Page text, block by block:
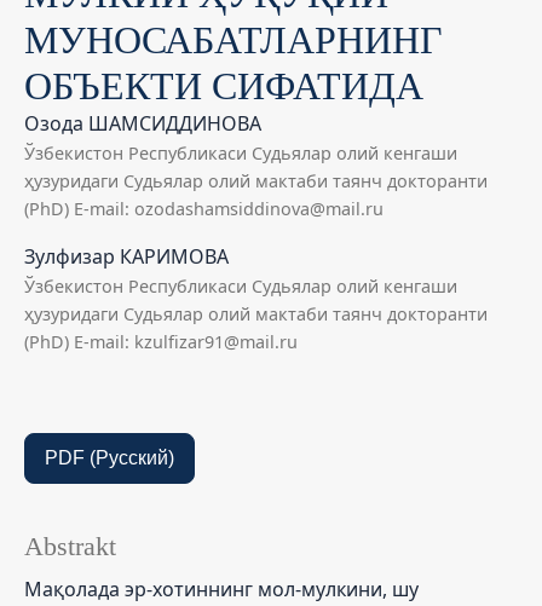
МУНОСАБАТЛАРНИНГ
ОБЪЕКТИ СИФАТИДА
Озода ШАМСИДДИНОВА
Ўзбекистон Республикаси Судьялар олий кенгаши
ҳузуридаги Судьялар олий мактаби таянч докторанти
(PhD) E-mail: ozodashamsiddinova@mail.ru
Зулфизар КАРИМОВА
Ўзбекистон Республикаси Судьялар олий кенгаши
ҳузуридаги Судьялар олий мактаби таянч докторанти
(PhD) E-mail: kzulfizar91@mail.ru
PDF (Русский)
Abstrakt
Мақолада эр-хотиннинг мол-мулкини, шу